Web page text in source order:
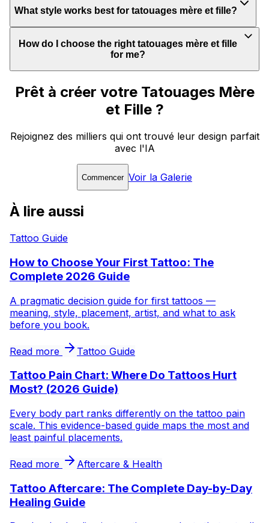
What style works best for tatouages mère et fille?
How do I choose the right tatouages mère et fille
for me?
Prêt à créer votre Tatouages Mère
et Fille ?
Rejoignez des milliers qui ont trouvé leur design parfait
avec l'IA
Commencer Voir la Galerie
À lire aussi
Tattoo Guide
How to Choose Your First Tattoo: The
Complete 2026 Guide
A pragmatic decision guide for first tattoos —
meaning, style, placement, artist, and what to ask
before you book.
Read more Tattoo Guide
Tattoo Pain Chart: Where Do Tattoos Hurt
Most? (2026 Guide)
Every body part ranks differently on the tattoo pain
scale. This evidence-based guide maps the most and
least painful placements.
Read more Aftercare & Health
Tattoo Aftercare: The Complete Day-by-Day
Healing Guide